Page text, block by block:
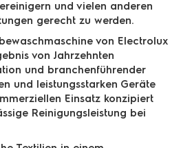
und vielen anderen
gerecht zu werden.
von Electrolux
von Jahrzehnten
und branchenführender
und leistungsstarken Geräte
Einsatz konzipiert
Reinigungsleistung bei